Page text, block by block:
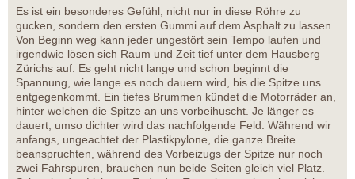
Es ist ein besonderes Gefühl, nicht nur in diese Röhre zu
gucken, sondern den ersten Gummi auf dem Asphalt zu lassen.
Von Beginn weg kann jeder ungestört sein Tempo laufen und
irgendwie lösen sich Raum und Zeit tief unter dem Hausberg
Zürichs auf. Es geht nicht lange und schon beginnt die
Spannung, wie lange es noch dauern wird, bis die Spitze uns
entgegenkommt. Ein tiefes Brummen kündet die Motorräder an,
hinter welchen die Spitze an uns vorbeihuscht. Je länger es
dauert, umso dichter wird das nachfolgende Feld. Während wir
anfangs, ungeachtet der Plastikpylone, die ganze Breite
beanspruchten, während des Vorbeizugs der Spitze nur noch
zwei Fahrspuren, brauchen nun beide Seiten gleich viel Platz.